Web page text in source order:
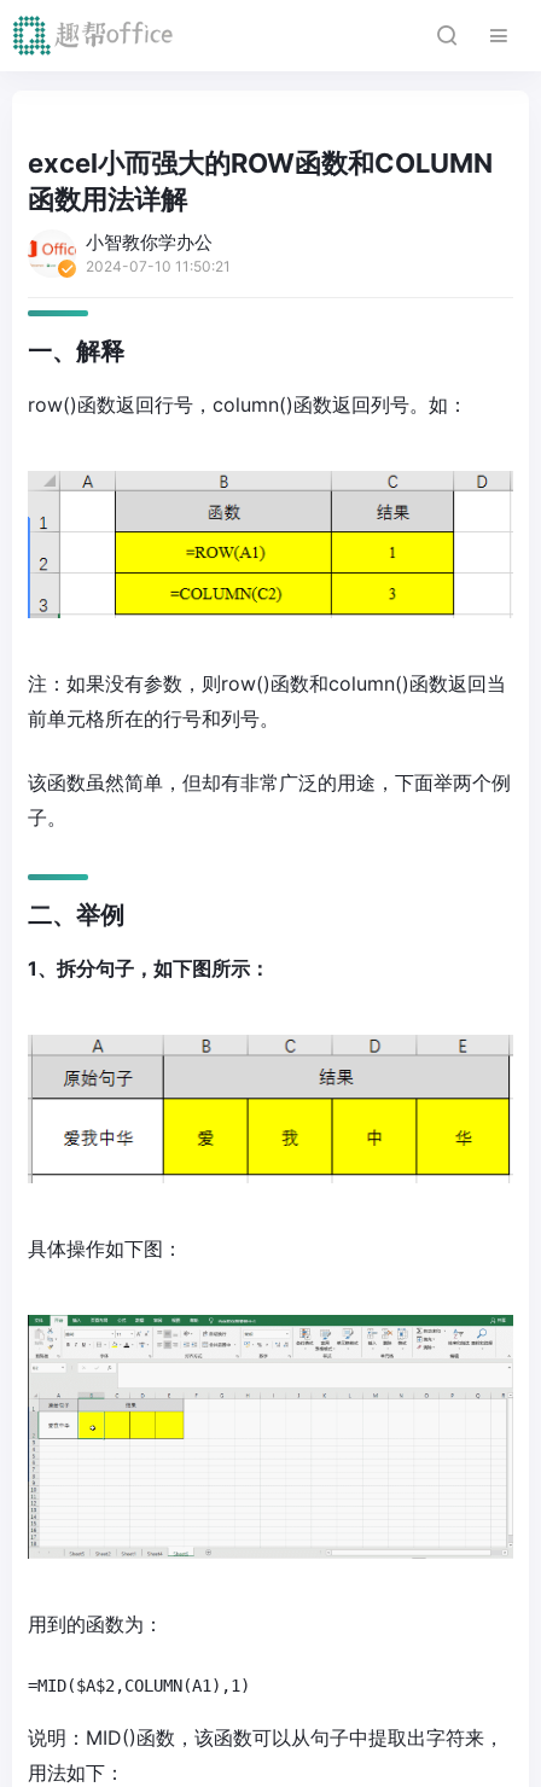
excel小而强大的ROW函数和COLUMN
函数用法详解
小智教你学办公
2024-07-10 11:50:21
一、解释
row()函数返回行号，column()函数返回列号。如：
注：如果没有参数，则row()函数和column()函数返回当
前单元格所在的行号和列号。
该函数虽然简单，但却有非常广泛的用途，下面举两个例
子。
二、举例
1、拆分句子，如下图所示：
具体操作如下图：
用到的函数为：
说明：MID()函数，该函数可以从句子中提取出字符来，
用法如下：